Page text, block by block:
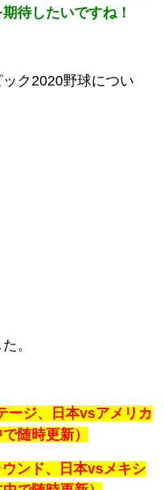
待したいですね！
ク2020野球につい
。
ージ、日本vsアメリカ
随時更新）
ンド、日本vsメキシ